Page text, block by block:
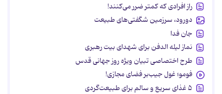
راز افرادی که کمتر ضرر می‌کنند!
دورود، سرزمین شگفتی‌های طبیعت
جان فدا
نماز لیله الدفن برای شهدای بیت رهبری
طرح اختصاصی تبیان ویژه روز جهانی قدس
فومو؛ غول جیب‌بر فضای مجازی!
۵ غذای سریع و سالم برای طبیعت‌گردی